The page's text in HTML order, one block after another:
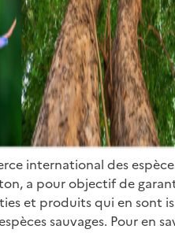
international des
a pour objectif de
et produits qui en sont
sauvages. Pour en